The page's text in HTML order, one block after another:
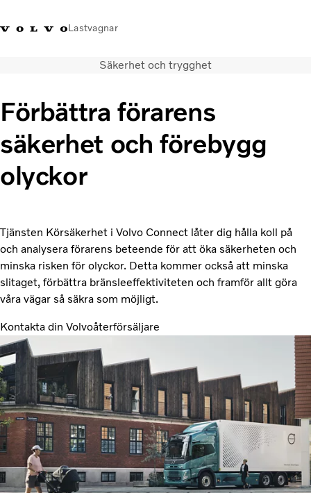
Lastvagnar
Facebook Volvo Trucks MerchandiseLogga in
Lastbilar
Tjänster
Återförsäljare
Nyheter
Om oss
Säkerhet och trygghet
Förbättra förarens
säkerhet och förebygg
olyckor
Tjänsten Körsäkerhet i Volvo Connect låter dig hålla koll på
och analysera förarens beteende för att öka säkerheten och
minska risken för olyckor. Detta kommer också att minska
slitaget, förbättra bränsleeffektiviteten och framför allt göra
våra vägar så säkra som möjligt.
Kontakta din Volvoåterförsäljare